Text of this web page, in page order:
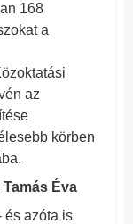
168
a
az
körben
Tamás Éva
és azóta is